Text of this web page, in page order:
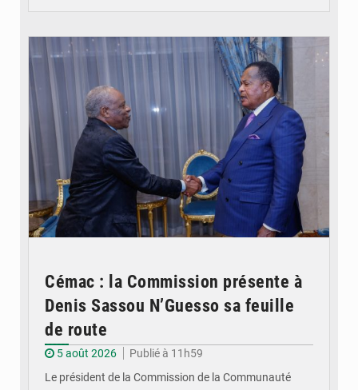
Cémac : la Commission présente à
Denis Sassou N’Guesso sa feuille
de route
5 août 2026
Publié à 11h59
Le président de la Commission de la Communauté